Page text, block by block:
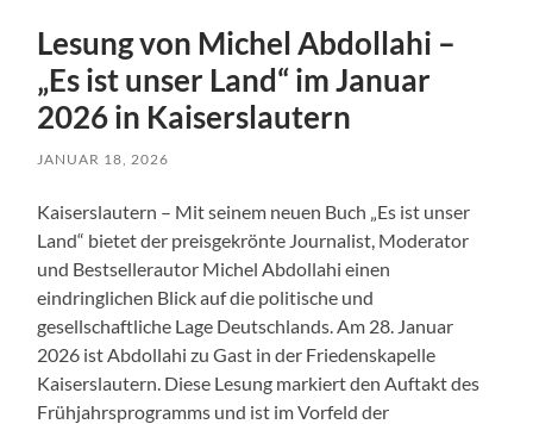
Lesung von Michel Abdollahi –
„Es ist unser Land“ im Januar
2026 in Kaiserslautern
JANUAR 18, 2026
Kaiserslautern – Mit seinem neuen Buch „Es ist unser
Land“ bietet der preisgekrönte Journalist, Moderator
und Bestsellerautor Michel Abdollahi einen
eindringlichen Blick auf die politische und
gesellschaftliche Lage Deutschlands. Am 28. Januar
2026 ist Abdollahi zu Gast in der Friedenskapelle
Kaiserslautern. Diese Lesung markiert den Auftakt des
Frühjahrsprogramms und ist im Vorfeld der